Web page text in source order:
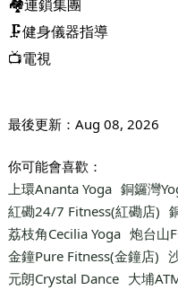
🏘連鎖集團
🗜️健身儀器指導
📺電視
最後更新： Aug 08, 2026
你可能會喜歡：
上環Ananta Yoga 銅鑼灣
紅磡24/7 Fitness(紅磡店)
荔枝角Cecilia Yoga 炮台山
金鐘Pure Fitness(金鐘店)
元朗Crystal Dance 大埔